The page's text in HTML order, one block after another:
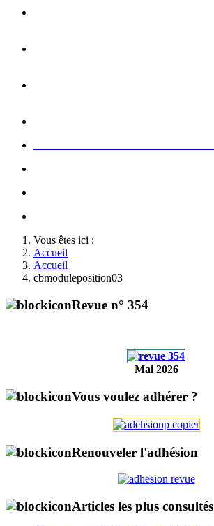
Vous êtes ici :
Accueil
Accueil
cbmoduleposition03
Revue n° 354
Mai 2026
Vous voulez adhérer ?
Renouveler l'adhésion
Articles les plus consultés